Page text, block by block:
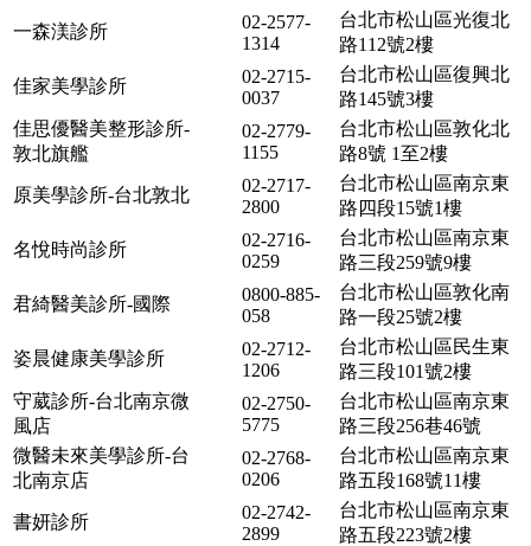
一森渼診所
02-2577-
1314
台北市松山區光復北
路112號2樓
佳家美學診所
02-2715-
0037
台北市松山區復興北
路145號3樓
佳思優醫美整形診所-
敦北旗艦
02-2779-
1155
台北市松山區敦化北
路8號 1至2樓
原美學診所-台北敦北
02-2717-
2800
台北市松山區南京東
路四段15號1樓
名悅時尚診所
02-2716-
0259
台北市松山區南京東
路三段259號9樓
君綺醫美診所-國際
0800-885-
058
台北市松山區敦化南
路一段25號2樓
姿晨健康美學診所
02-2712-
1206
台北市松山區民生東
路三段101號2樓
守葳診所-台北南京微
風店
02-2750-
5775
台北市松山區南京東
路三段256巷46號
微醫未來美學診所-台
北南京店
02-2768-
0206
台北市松山區南京東
路五段168號11樓
書妍診所
02-2742-
2899
台北市松山區南京東
路五段223號2樓